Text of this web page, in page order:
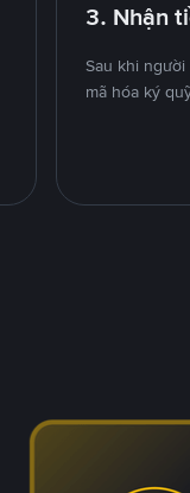
3. Nhận
Sau khi
mã hóa ký